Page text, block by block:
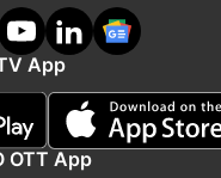
का इस्तेमाल कर
अधिकारियों की नकली
असली लगते हैं कि
में फर्जी स्कीम्स को
App
OTT App